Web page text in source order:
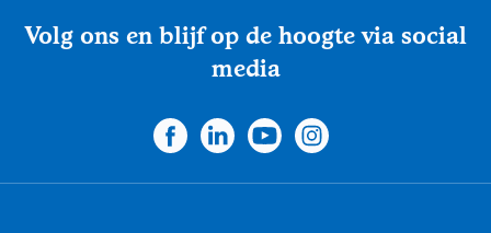
Volg ons en blijf op de hoogte via social
media